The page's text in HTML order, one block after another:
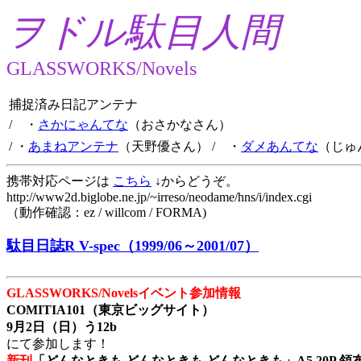
ヲドル駄目人間
GLASSWORKS/Novels
捕捉済み日記アンテナ
/ ・ さかにゃんてな （おさかなさん）
/ ・ あまねアンテナ （天野優さん） / ・ ダメあんてな （じ
携帯対応ページは こちら ↓からどうぞ。
http://www2d.biglobe.ne.jp/~irreso/neodame/hns/i/index.cgi
（動作確認：ez / willcom / FORMA)
駄目日誌R V-spec（1999/06～2001/07）
GLASSWORKS/Novelsイベント参加情報
COMITIA101（東京ビッグサイト）
9月2日（日）う12b
にて参加します！